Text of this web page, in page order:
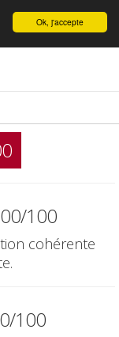
English Ok, j'accepte
100
cohérente
100